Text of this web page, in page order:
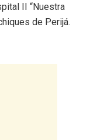
II “Nuestra
de Perijá.